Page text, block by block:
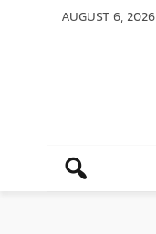
AUGUST 6, 2026